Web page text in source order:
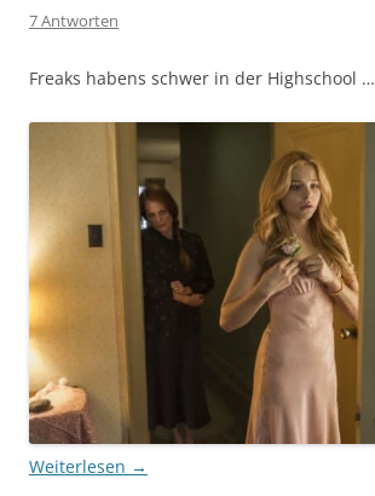
7 Antworten
Freaks habens schwer in der Highschool …
Weiterlesen →